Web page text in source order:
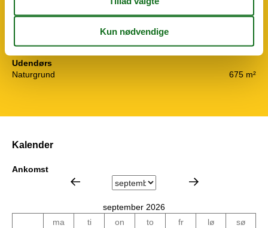
Køkkenet har v/k vand
Ovn og el-plader
4 kogeplader
Udendørs
Naturgrund
675 m²
Kalender
Ankomst
september 2026
ma
ti on to fr lø
sø